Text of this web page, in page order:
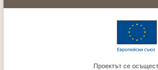
Проектът се